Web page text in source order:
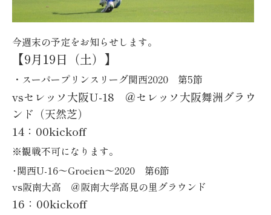
今週末の予定をお知らせします。
【9月19日（土）】
・スーパープリンスリーグ関西2020 第5節
vsセレッソ大阪U-18 ＠セレッソ大阪舞洲グラウ
ンド（天然芝）
14：00kickoff
※観戦不可になります。
･関西U-16〜Groeien〜2020 第6節
vs阪南大高 ＠阪南大学高見の里グラウンド
16：00kickoff